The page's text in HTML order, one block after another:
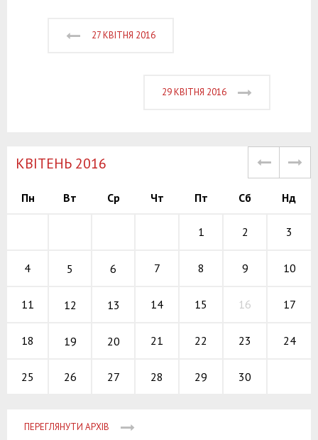
27 КВІТНЯ 2016
29 КВІТНЯ 2016
КВІТЕНЬ 2016
Пн Вт Ср Чт Пт Сб Нд
1 2 3
4 5 6 7 8 9 10
11 12 13 14 15 16 17
18 19 20 21 22 23 24
25 26 27 28 29 30
ПЕРЕГЛЯНУТИ АРХІВ